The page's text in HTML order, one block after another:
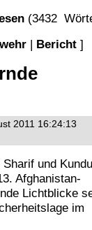
(3432
| Bericht ]
2011 16:24:13
und
Afghanistan-
Lichtblicke
im